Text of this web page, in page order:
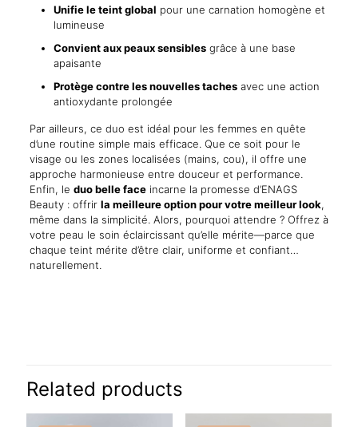
Unifie le teint global pour une carnation homogène et
lumineuse
Convient aux peaux sensiblesgrâce à une base
apaisante
Protège contre les nouvelles tachesavec une action
antioxydante prolongée
Par ailleurs, ce duo est idéal pour les femmes en quête
d’une routine simple mais efficace. Que ce soit pour le
visage ou les zones localisées (mains, cou), il offre une
approche harmonieuse entre douceur et performance.
Enfin, le duo belle faceincarne la promesse d’ENAGS
Beauty : offrir la meilleure option pour votre meilleur look,
même dans la simplicité. Alors, pourquoi attendre ? Offrez à
votre peau le soin éclaircissant qu’elle mérite—parce que
chaque teint mérite d’être clair, uniforme et confiant…
naturellement.
Soin Éclaircissant Anti-Taches –
Formule Douce & Ciblée – 2 Pièces”
Related products